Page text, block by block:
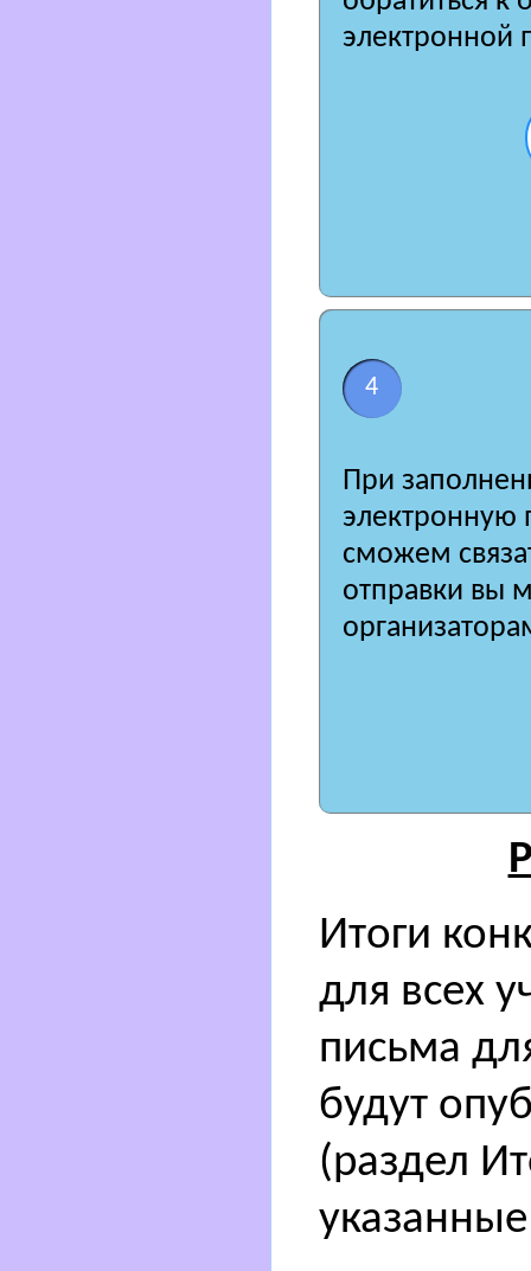
электронной
4
При
электронную
сможем
отправки вы
Итоги
для всех
письма
будут
(раздел